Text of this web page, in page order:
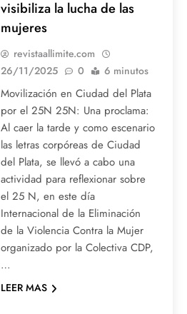
visibiliza la lucha de las
mujeres
revistaallimite.com
26/11/2025
0 6 minutos
Movilización en Ciudad del Plata
por el 25N 25N: Una proclama:
Al caer la tarde y como escenario
las letras corpóreas de Ciudad
del Plata, se llevó a cabo una
actividad para reflexionar sobre
el 25 N, en este día
Internacional de la Eliminación
de la Violencia Contra la Mujer
organizado por la Colectiva CDP,
…
LEER MAS